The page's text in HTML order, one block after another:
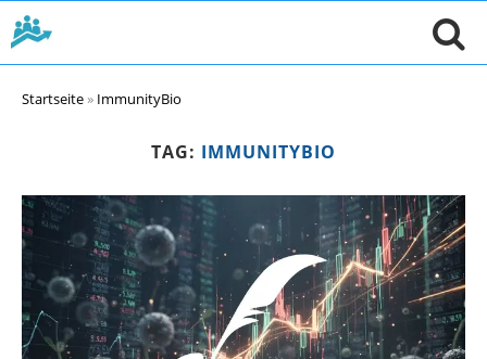
Startseite» ImmunityBio
TAG: IMMUNITYBIO